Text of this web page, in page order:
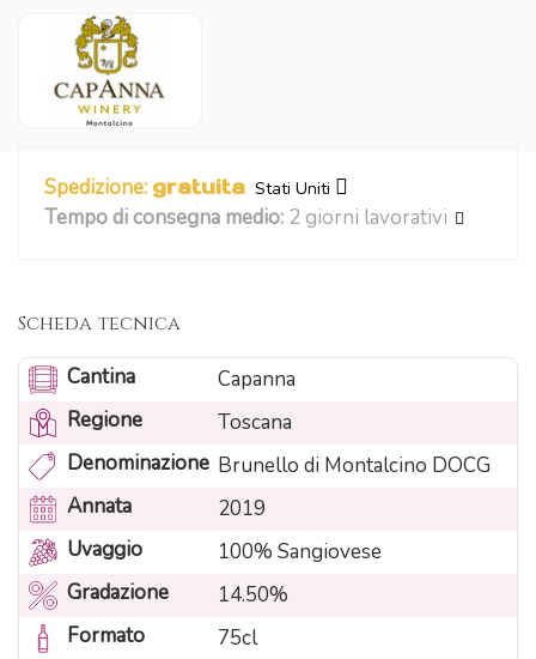
Spedizione: gratuita Stati Uniti
Tempo di consegna medio: 2 giorni lavorativi
Scheda tecnica
Cantina
Capanna
Regione
Toscana
Denominazione Brunello di Montalcino DOCG
Annata
2019
Uvaggio
100% Sangiovese
Gradazione
14.50%
Formato
75cl